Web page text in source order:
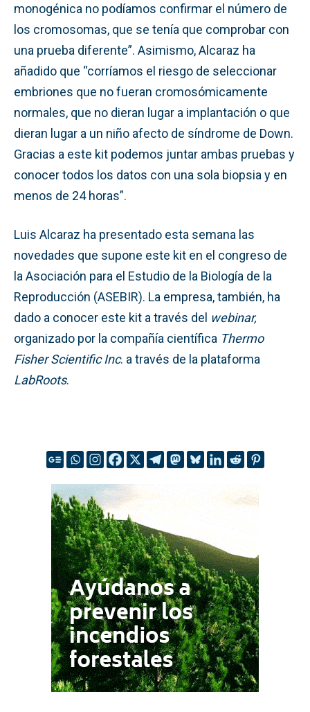
monogénica no podíamos confirmar el número de
los cromosomas, que se tenía que comprobar con
una prueba diferente”. Asimismo, Alcaraz ha
añadido que “corríamos el riesgo de seleccionar
embriones que no fueran cromosómicamente
normales, que no dieran lugar a implantación o que
dieran lugar a un niño afecto de síndrome de Down.
Gracias a este kit podemos juntar ambas pruebas y
conocer todos los datos con una sola biopsia y en
menos de 24 horas”.
Luis Alcaraz ha presentado esta semana las
novedades que supone este kit en el congreso de
la Asociación para el Estudio de la Biología de la
Reproducción (ASEBIR). La empresa, también, ha
dado a conocer este kit a través del webinar,
organizado por la compañía científica Thermo
Fisher Scientific Inc. a través de la plataforma
LabRoots.